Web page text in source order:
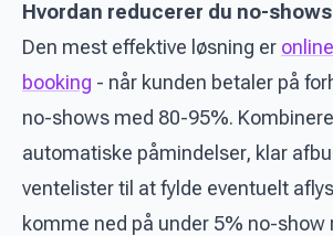
Hvordan reducerer du no-
Den mest effektive løsning er
booking - når kunden betaler på
no-shows med 80-95%.
automatiske påmindelser, klar
ventelister til at fylde eventuelt
komme ned på under 5% no-show